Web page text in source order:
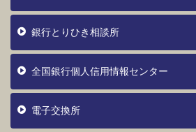
銀行とりひき相談所
全国銀行個人信用情報センター
電子交換所